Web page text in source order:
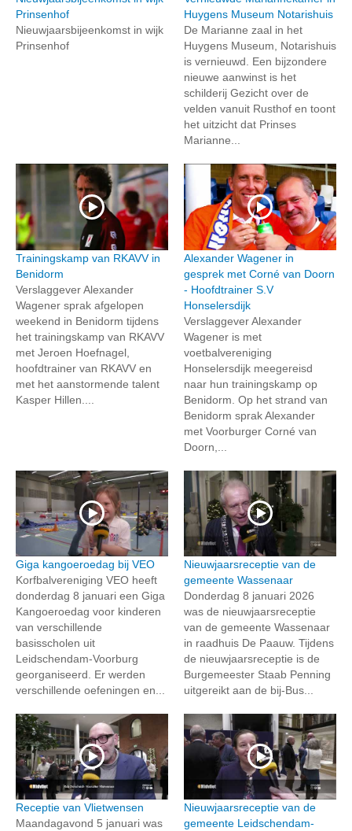
Prinsenhof
Nieuwjaarsbijeenkomst in wijk
Prinsenhof
Huygens Museum Notarishuis
De Marianne zaal in het
Huygens Museum, Notarishuis
is vernieuwd. Een bijzondere
nieuwe aanwinst is het
schilderij Gezicht over de
velden vanuit Rusthof en toont
het uitzicht dat Prinses
Marianne...
Trainingskamp van RKAVV in
Benidorm
Verslaggever Alexander
Wagener sprak afgelopen
weekend in Benidorm tijdens
het trainingskamp van RKAVV
met Jeroen Hoefnagel,
hoofdtrainer van RKAVV en
met het aanstormende talent
Kasper Hillen....
Alexander Wagener in
gesprek met Corné van Doorn
- Hoofdtrainer S.V
Honselersdijk
Verslaggever Alexander
Wagener is met
voetbalvereniging
Honselersdijk meegereisd
naar hun trainingskamp op
Benidorm. Op het strand van
Benidorm sprak Alexander
met Voorburger Corné van
Doorn,...
Giga kangoeroedag bij VEO
Korfbalvereniging VEO heeft
donderdag 8 januari een Giga
Kangoeroedag voor kinderen
van verschillende
basisscholen uit
Leidschendam-Voorburg
georganiseerd. Er werden
verschillende oefeningen en...
Nieuwjaarsreceptie van de
gemeente Wassenaar
Donderdag 8 januari 2026
was de nieuwjaarsreceptie
van de gemeente Wassenaar
in raadhuis De Paauw. Tijdens
de nieuwjaarsreceptie is de
Burgemeester Staab Penning
uitgereikt aan de bij-Bus...
Receptie van Vlietwensen
Maandagavond 5 januari was
Nieuwjaarsreceptie van de
gemeente Leidschendam-